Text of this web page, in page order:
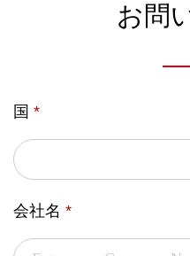
お問
国 *
会社名 *